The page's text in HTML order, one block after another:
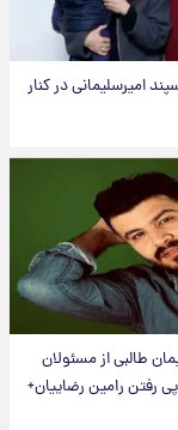
امیرسلیمانی در کنار
طالبی از مسئولان
رفتن رامین رضاییان+